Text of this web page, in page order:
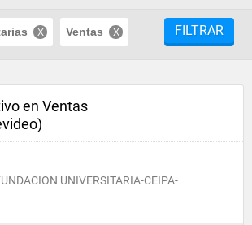
Ventas FILTRAR
en Ventas
UNIVERSITARIA-CEIPA-